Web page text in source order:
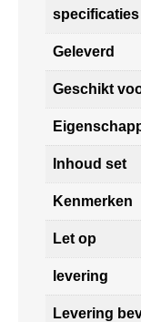
specificaties
Geleverd
Geschikt
Inhoud set
Kenmerken
Let op
levering
Levering